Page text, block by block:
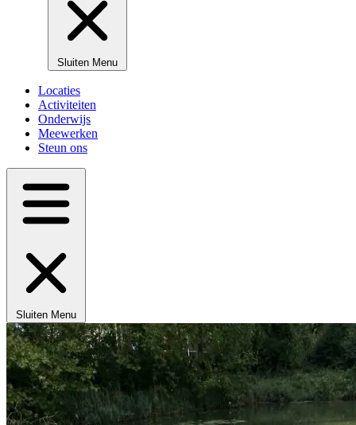
Sluiten Menu
Locaties
Activiteiten
Onderwijs
Meewerken
Steun ons
Sluiten Menu